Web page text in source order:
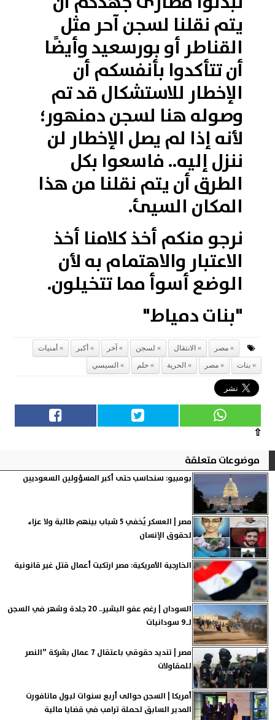
يتم نقلنا لسجن آحر مثل
القناطر أو بورسعيد وأيضًا
أن تتأكدوا بأنفسكم أن
الإخطار للاستشكال قد تم
وصوله هنا لسجن دمنهور؛
لأنه إذا لم يصل الإخطار لن
ننزل إليه.. فاسعوا بكل
الطرق أن يتم نقلنا من هذا
المكان السيئ.
نرجو منكم أخذ كلامنا أخذ
الاعتبار والاهتمام به لأن
الوضع أسوأ مما تتخيلون.
"بنات دمياط"
مصر الانتقال لسجن آخر أكبر
أمنيات
بنات
مصر الحرية حلم السيسي
⇧
موضوعات متعلقة
بومبيو: سنحاسب حتى أكبر المسؤولين السعوديين
مصر | العسكر يُخفي 5 شباب بينهم طالبة ولا عزاء
لحقوق الإنسان
الخارجية الأمريكية: مصر ارتكبت أعمال قتل غير قانونية
السودان | رغم عفو البشير.. 20 جلدة وشهر في السجن
لـ9 سودانيات
مصر | تنديد حقوقي باعتقال 7 عمال بشركة ”النصر
للمقاولات
أمريكا | السجن حوالى أربع سنوات لبول مانافورت
المدير السابق لحملة ترامب في قضايا مالية